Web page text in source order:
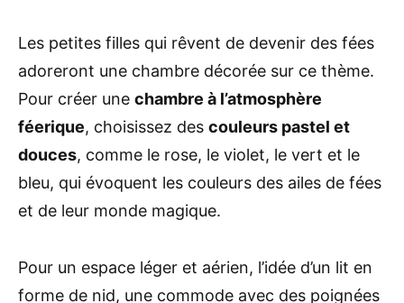
Les petites filles qui rêvent de devenir des fées
adoreront une chambre décorée sur ce thème.
Pour créer une chambre à l’atmosphère
féerique, choisissez des couleurs pastel et
douces, comme le rose, le violet, le vert et le
bleu, qui évoquent les couleurs des ailes de fées
et de leur monde magique.
Pour un espace léger et aérien, l’idée d’un lit en
forme de nid, une commode avec des poignées